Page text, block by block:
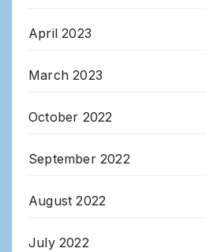
April 2023
March 2023
October 2022
September 2022
August 2022
July 2022